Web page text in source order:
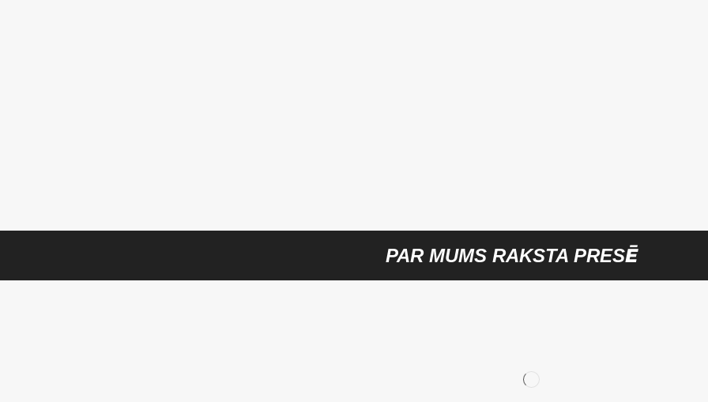
PAR MUMS RAKSTA PRESĒ